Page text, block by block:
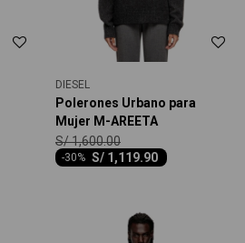
DIESEL
Polerones Urbano para
Mujer M-AREETA
S/ 1,119.90
-30
S/1,600.00